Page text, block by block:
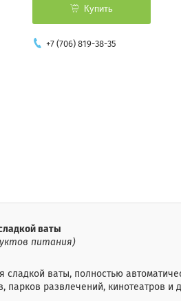
Купить
+7 (706) 819-38-35
ваты
питания)
ваты, полностью
развлечений, кинотеатров и